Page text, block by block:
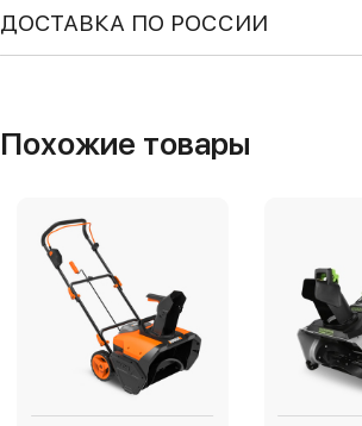
ДОСТАВКА ПО РОССИИ
Похожие товары